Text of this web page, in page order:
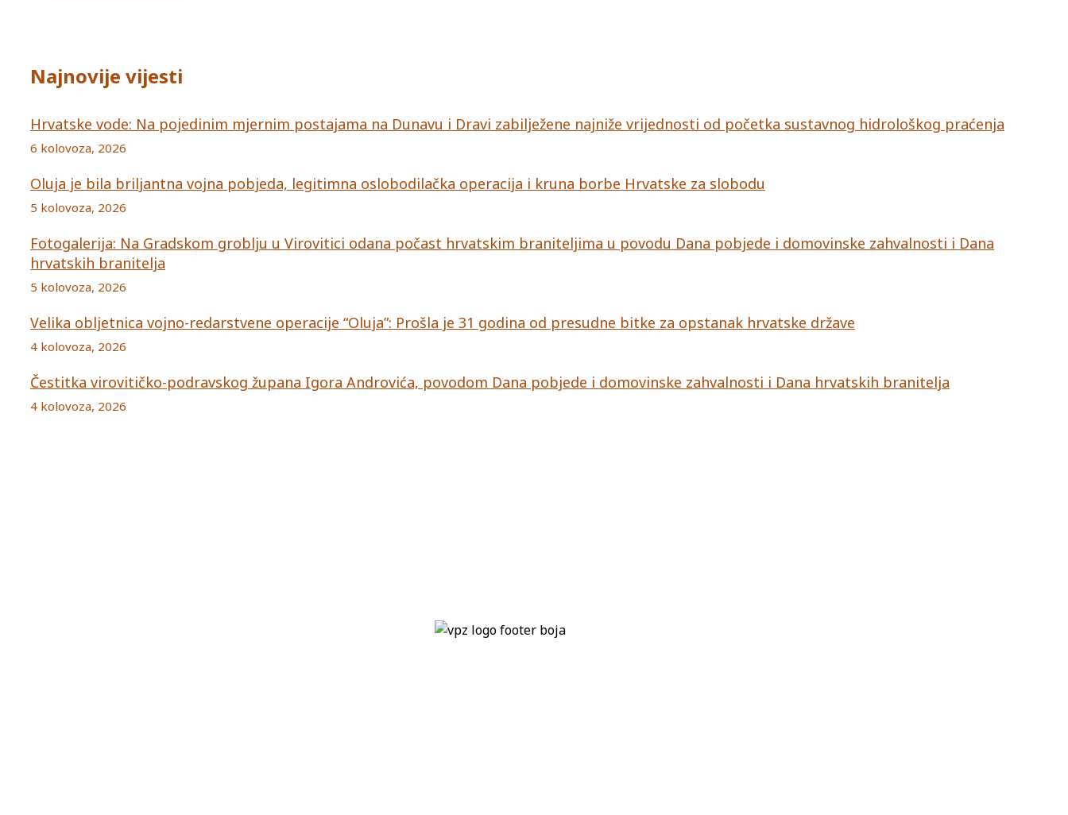
Najnovije vijesti
Hrvatske vode: Na pojedinim mjernim postajama na Dunavu i Dravi zabilježene najniže vrijednosti od početka sustavnog hidrološkog praćenja
6 kolovoza, 2026
Oluja je bila briljantna vojna pobjeda, legitimna oslobodilačka operacija i kruna borbe Hrvatske za slobodu
5 kolovoza, 2026
Fotogalerija: Na Gradskom groblju u Virovitici odana počast hrvatskim braniteljima u povodu Dana pobjede i domovinske zahvalnosti i Dana
hrvatskih branitelja
5 kolovoza, 2026
Velika obljetnica vojno-redarstvene operacije “Oluja”: Prošla je 31 godina od presudne bitke za opstanak hrvatske države
4 kolovoza, 2026
Čestitka virovitičko-podravskog župana Igora Androvića, povodom Dana pobjede i domovinske zahvalnosti i Dana hrvatskih branitelja
4 kolovoza, 2026